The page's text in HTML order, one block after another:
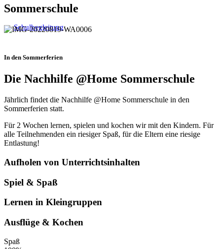
Schulbegleitung
Sommerschule
In den Sommerferien
Die Nachhilfe @Home Sommerschule
Jährlich findet die Nachhilfe @Home Sommerschule in den
Sommerferien statt.
Für 2 Wochen lernen, spielen und kochen wir mit den Kindern. Für
alle Teilnehmenden ein riesiger Spaß, für die Eltern eine riesige
Entlastung!
Aufholen von Unterrichtsinhalten
Spiel & Spaß
Lernen in Kleingruppen
Ausflüge & Kochen
Spaß